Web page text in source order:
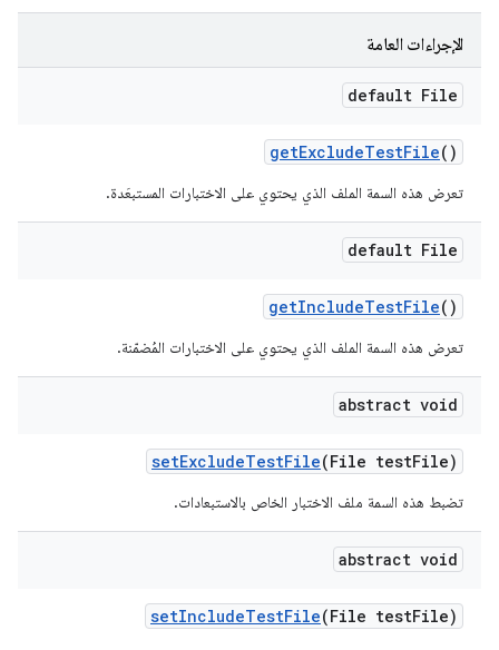
الإجراءات العامة
default File
getExcludeTestFile()
تعرض هذه السمة الملف الذي يحتوي على الاختبارات المستبعَدة.
default File
getIncludeTestFile()
تعرض هذه السمة الملف الذي يحتوي على الاختبارات المُضمّنة.
abstract void
setExcludeTestFile(File testFile)
تضبط هذه السمة ملف الاختبار الخاص بالاستبعادات.
abstract void
setIncludeTestFile(File testFile)